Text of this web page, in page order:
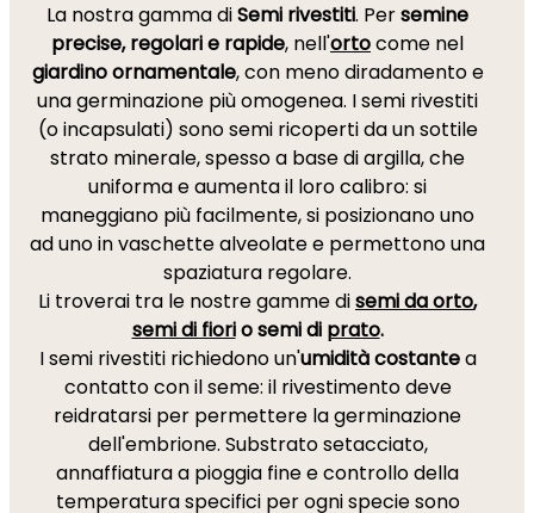
La nostra gamma diSemi rivestiti. Persemine
precise, regolari e rapide, nell'ortocome nel
giardino ornamentale, con meno diradamento e
una germinazione più omogenea. I semi rivestiti
(o incapsulati) sono semi ricoperti da un sottile
strato minerale, spesso a base di argilla, che
uniforma e aumenta il loro calibro: si
maneggiano più facilmente, si posizionano uno
ad uno in vaschette alveolate e permettono una
spaziatura regolare.
Li troverai tra le nostre gamme disemi da orto,
semi di fiorio semi di prato.
I semi rivestiti richiedono un'umidità costantea
contatto con il seme: il rivestimento deve
reidratarsi per permettere la germinazione
dell'embrione. Substrato setacciato,
annaffiatura a pioggia fine e controllo della
temperatura specifici per ogni specie sono